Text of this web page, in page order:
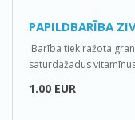
PAPILDBARĪBA
Barība tiek ražota
saturdažadus
1.00 EUR